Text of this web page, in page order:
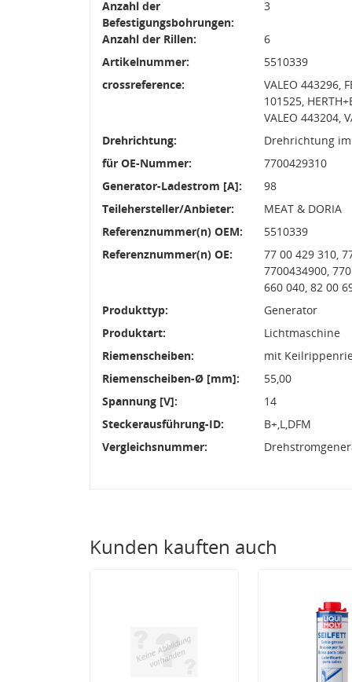
Anzahl der
Befestigungsbohrungen:
3
Anzahl der Rillen:
6
Artikelnummer:
5510339
crossreference:
VALEO 443296,
101525,
VALEO 443204,
Drehrichtung:
Drehrichtung
für OE-Nummer:
7700429310
Generator-Ladestrom [A]:
98
Teilehersteller/Anbieter:
MEAT & DORIA
Referenznummer(n) OEM:
5510339
Referenznummer(n) OE:
77 00 429 310,
7700434900,
660 040, 82 00
Produkttyp:
Generator
Produktart:
Lichtmaschine
Riemenscheiben:
mit
Riemenscheiben-Ø [mm]:
55,00
Spannung [V]:
14
Steckerausführung-ID:
B+,L,DFM
Vergleichsnummer:
Kunden kauften auch